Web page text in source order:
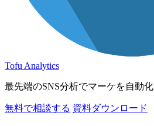
Tofu Analytics
最先端のSNS分析でマーケを自動化
無料で相談する 資料ダウンロード